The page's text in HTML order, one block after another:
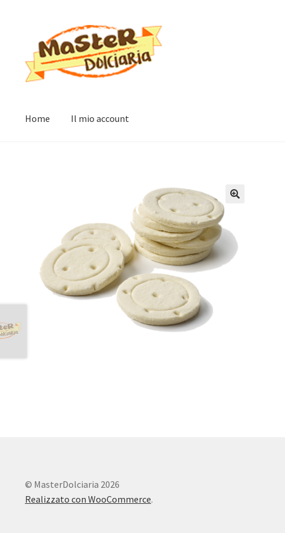
alla
navigazione
contenuto
Home Il mio account
© MasterDolciaria 2026
Realizzato con WooCommerce.